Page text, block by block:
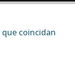
coincidan